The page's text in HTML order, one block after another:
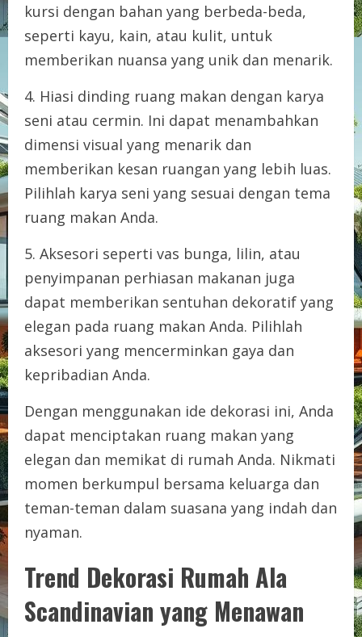
kursi dengan bahan yang berbeda-beda,
seperti kayu, kain, atau kulit, untuk
memberikan nuansa yang unik dan menarik.
4. Hiasi dinding ruang makan dengan karya
seni atau cermin. Ini dapat menambahkan
dimensi visual yang menarik dan
memberikan kesan ruangan yang lebih luas.
Pilihlah karya seni yang sesuai dengan tema
ruang makan Anda.
5. Aksesori seperti vas bunga, lilin, atau
penyimpanan perhiasan makanan juga
dapat memberikan sentuhan dekoratif yang
elegan pada ruang makan Anda. Pilihlah
aksesori yang mencerminkan gaya dan
kepribadian Anda.
Dengan menggunakan ide dekorasi ini, Anda
dapat menciptakan ruang makan yang
elegan dan memikat di rumah Anda. Nikmati
momen berkumpul bersama keluarga dan
teman-teman dalam suasana yang indah dan
nyaman.
Trend Dekorasi Rumah Ala
Scandinavian yang Menawan